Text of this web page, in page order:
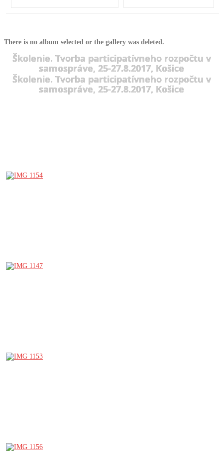
There is no album selected or the gallery was deleted.
Školenie. Tvorba participatívneho rozpočtu v
samospráve, 25-27.8.2017, Košice
Školenie. Tvorba participatívneho rozpočtu v
samospráve, 25-27.8.2017, Košice